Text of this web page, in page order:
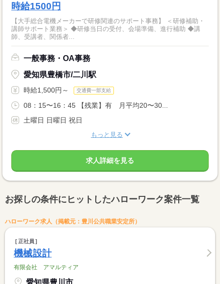
時給1500円
【大手総合電機メーカーで研修関連のサポート事務】 ＜研修補助・
講師サポート業務＞ ◆研修当日の受付、会場準備、進行補助 ◆講
師、受講者、関係者...
一般事務・OA事務
愛知県豊橋市/二川駅
時給1,500円～ 交通費一部支給
08：15〜16：45 【残業】有 月平均20〜30...
土曜日 日曜日 祝日
もっと見る
求人詳細を見る
お探しの条件にヒットしたハローワーク案件一覧
ハローワーク求人（掲載元：豊川公共職業安定所）
正社員
機械設計
有限会社 アマルティア
愛知県豊川市